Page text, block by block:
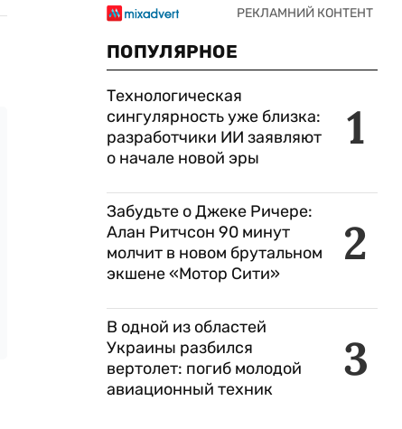
ПОПУЛЯРНОЕ
1
Технологическая
сингулярность уже близка:
разработчики ИИ заявляют
о начале новой эры
2
Забудьте о Джеке Ричере:
Алан Ритчсон 90 минут
молчит в новом брутальном
экшене «Мотор Сити»
3
В одной из областей
Украины разбился
вертолет: погиб молодой
авиационный техник